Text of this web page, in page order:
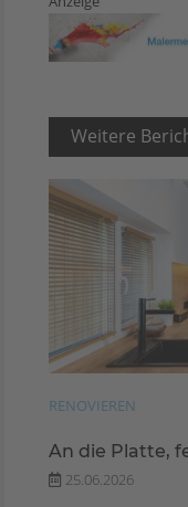
Weitere
RENOVIEREN
An die Platte,
25.06.2026